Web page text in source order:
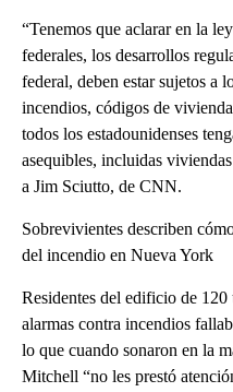
“Tenemos que aclarar en la
federales, los desarrollos
federal, deben estar sujetos a
incendios, códigos de
todos los estadounidenses
asequibles, incluidas
a Jim Sciutto, de CNN.
Sobrevivientes describen
del incendio en Nueva York
Residentes del edificio de
alarmas contra incendios
lo que cuando sonaron en la
Mitchell “no les prestó